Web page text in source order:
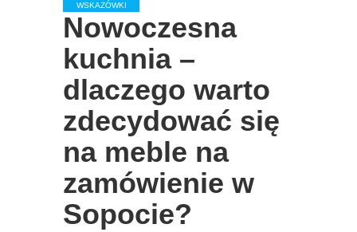
WSKAZÓWKI
Nowoczesna
kuchnia –
dlaczego warto
zdecydować się
na meble na
zamówienie w
Sopocie?